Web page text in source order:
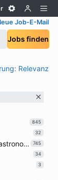
Job-E-Mail
Jobs finden
Relevanz
845
32
Tourismus/Hotellerie/Gastronomie 745
34
3